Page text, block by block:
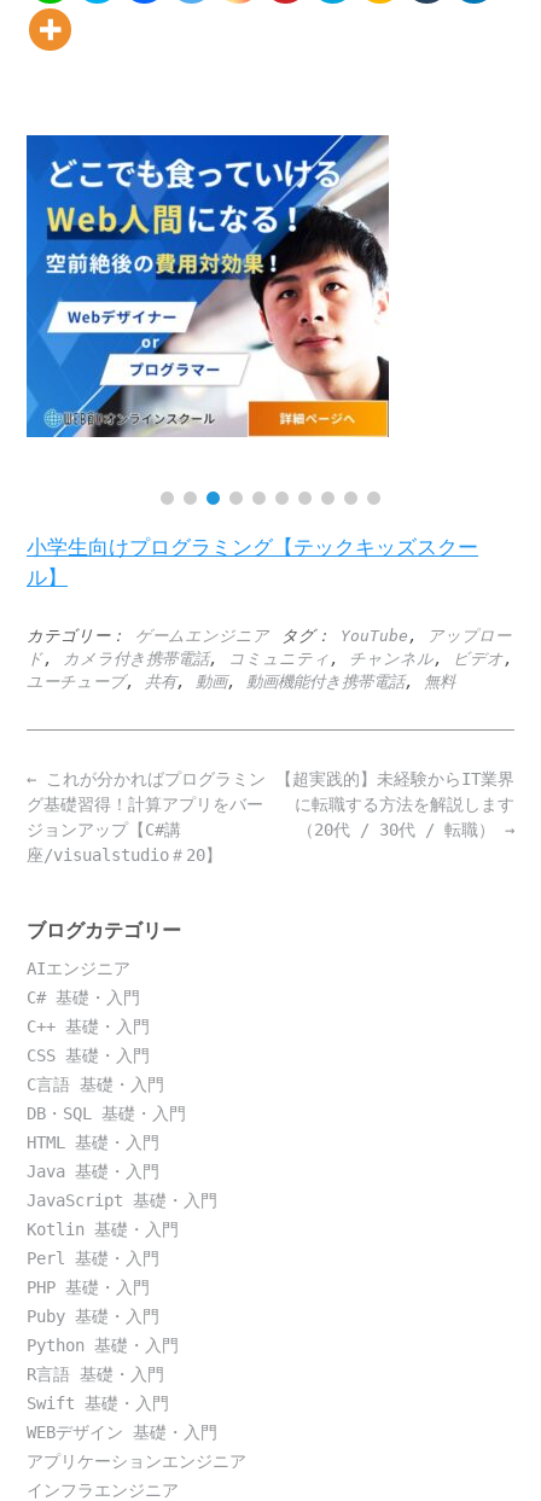
小学生向けプログラミング【テックキッズスクー
ル】
カテゴリー： ゲームエンジニア タグ： YouTube ,
アップロー
ド, カメラ付き携帯電話, コミュニティ , チャンネル, ビデオ,
ユーチューブ, 共有, 動画, 動画機能付き携帯電話, 無料
Post
navigation
【超実践的】未経験からIT業界
に転職する方法を解説します
（20代 / 30代 / 転職） →
← これが分かればプログラミン
グ基礎習得！計算アプリをバー
ジョンアップ【C#講
座/visualstudio＃20】
ブログカテゴリー
AIエンジニア
C# 基礎・入門
C++ 基礎・入門
CSS 基礎・入門
C言語 基礎・入門
DB・SQL 基礎・入門
HTML 基礎・入門
Java 基礎・入門
JavaScript 基礎・入門
Kotlin 基礎・入門
Perl 基礎・入門
PHP 基礎・入門
Puby 基礎・入門
Python 基礎・入門
R言語 基礎・入門
Swift 基礎・入門
WEBデザイン 基礎・入門
アプリケーションエンジニア
インフラエンジニア